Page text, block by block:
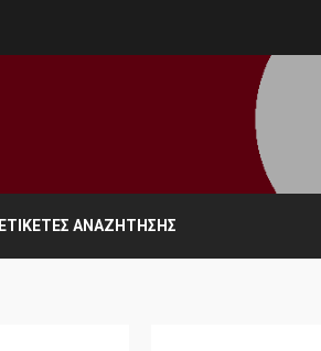
ΕΤΙΚΈΤΕΣ ΑΝΑΖΉΤΗΣΗΣ